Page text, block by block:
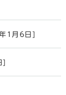
1月6日]
]